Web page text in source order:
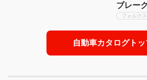
ブレーク
フォルク
自動車カタログトッ